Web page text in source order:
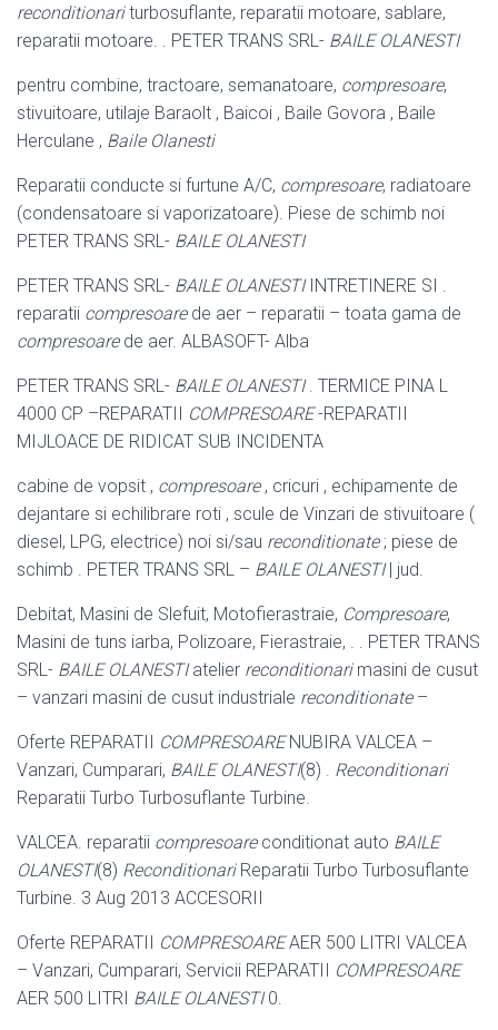
reconditionariturbosuflante, reparatii motoare, sablare,
reparatii motoare. . PETER TRANS SRL- BAILE OLANESTI
pentru combine, tractoare, semanatoare, compresoare,
stivuitoare, utilaje Baraolt , Baicoi , Baile Govora , Baile
Herculane , Baile Olanesti
Reparatii conducte si furtune A/C, compresoare, radiatoare
(condensatoare si vaporizatoare). Piese de schimb noi
PETER TRANS SRL- BAILE OLANESTI
PETER TRANS SRL- BAILE OLANESTIINTRETINERE SI .
reparatii compresoarede aer – reparatii – toata gama de
compresoarede aer. ALBASOFT- Alba
PETER TRANS SRL- BAILE OLANESTI. TERMICE PINA L
4000 CP –REPARATII COMPRESOARE-REPARATII
MIJLOACE DE RIDICAT SUB INCIDENTA
cabine de vopsit , compresoare, cricuri , echipamente de
dejantare si echilibrare roti , scule de Vinzari de stivuitoare (
diesel, LPG, electrice) noi si/sau reconditionate; piese de
schimb . PETER TRANS SRL – BAILE OLANESTI| jud.
Debitat, Masini de Slefuit, Motofierastraie, Compresoare,
Masini de tuns iarba, Polizoare, Fierastraie, . . PETER TRANS
SRL- BAILE OLANESTIatelier reconditionarimasini de cusut
– vanzari masini de cusut industriale reconditionate–
Oferte REPARATII COMPRESOARENUBIRA VALCEA –
Vanzari, Cumparari, BAILE OLANESTI(8) . Reconditionari
Reparatii Turbo Turbosuflante Turbine.
VALCEA. reparatii compresoareconditionat auto BAILE
OLANESTI(8) ReconditionariReparatii Turbo Turbosuflante
Turbine. 3 Aug 2013 ACCESORII
Oferte REPARATII COMPRESOAREAER 500 LITRI VALCEA
– Vanzari, Cumparari, Servicii REPARATII
COMPRESOARE
AER 500 LITRI BAILE OLANESTI0.